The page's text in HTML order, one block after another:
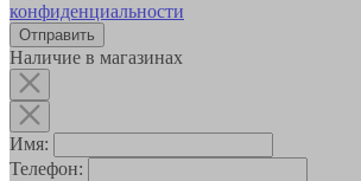
конфиденциальности
Наличие в магазинах
Имя:
Телефон: